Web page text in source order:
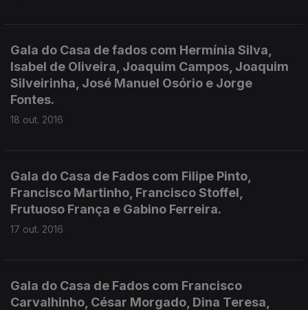
Gala do Casa de fados com Hermínia Silva,
Isabel de Oliveira, Joaquim Campos, Joaquim
Silveirinha, José Manuel Osório e Jorge
Fontes.
18 out. 2016
Gala do Casa de Fados com Filipe Pinto,
Francisco Martinho, Francisco Stoffel,
Frutuoso França e Gabino Ferreira.
17 out. 2016
Gala do Casa de Fados com Francisco
Carvalhinho, César Morgado, Dina Teresa,